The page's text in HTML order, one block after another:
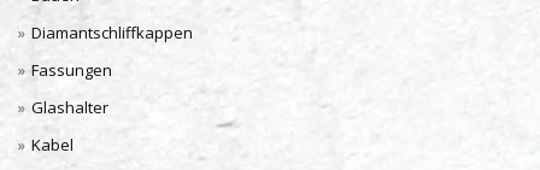
Diamantschliffkappen
Fassungen
Glashalter
Kabel